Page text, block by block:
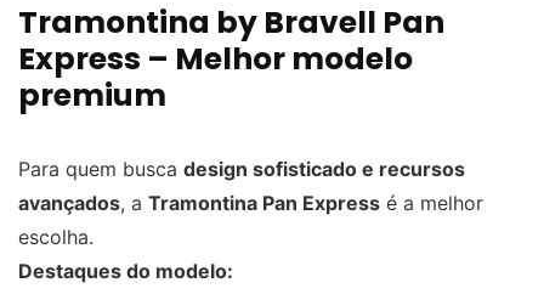
Tramontina by Bravell Pan
Express – Melhor modelo
premium
Para quem busca design sofisticado e recursos
avançados, a Tramontina Pan Express é a melhor
escolha.
Destaques do modelo: